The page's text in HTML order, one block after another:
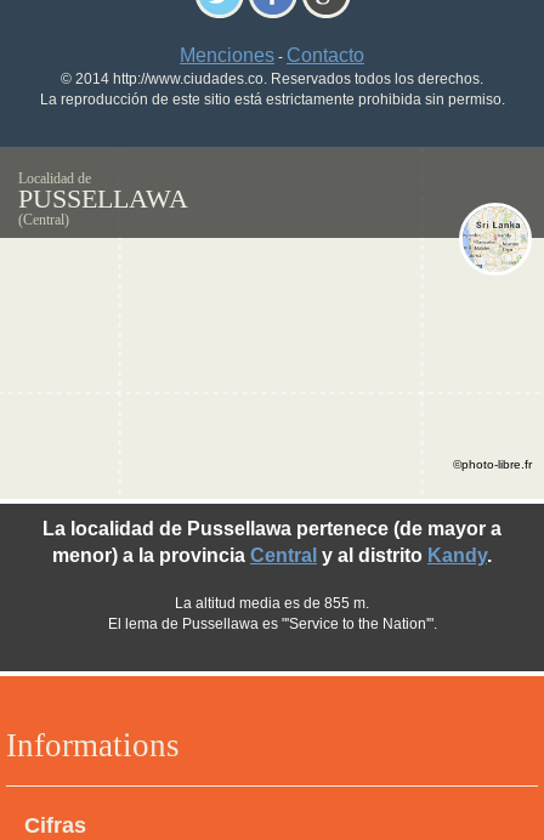
Menciones - Contacto
© 2014 http://www.ciudades.co. Reservados todos los derechos.
La reproducción de este sitio está estrictamente prohibida sin permiso.
Localidad de
PUSSELLAWA
(Central)
Informations
Cifras
La localidad de Pussellawa pertenece (de mayor a
menor) a la provincia Central y al distrito Kandy.
La altitud media es de 855 m.
El lema de Pussellawa es "'Service to the Nation'".
©photo-libre.fr